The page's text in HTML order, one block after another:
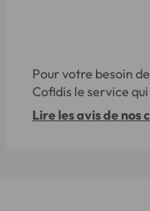
Pour votre besoin
Cofidis le service
Lire les avis de nos